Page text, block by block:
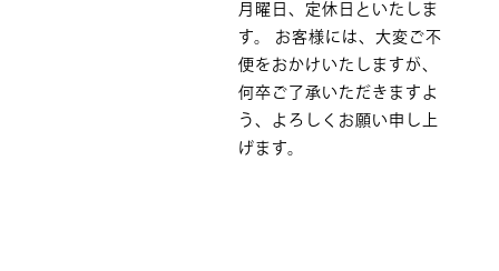
月曜日、定休日といたしま
す。 お客様には、大変ご不
便をおかけいたしますが、
何卒ご了承いただきますよ
う、よろしくお願い申し上
げます。